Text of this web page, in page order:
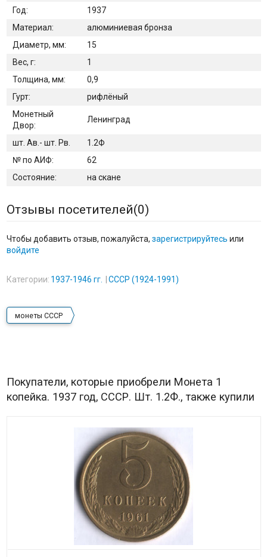
Год:
1937
Материал:
алюминиевая бронза
Диаметр, мм:
15
Вес, г:
1
Толщина, мм:
0,9
Гурт:
рифлёный
Монетный
Двор:
Ленинград
шт. Ав.- шт. Рв.
1.2Ф
№ по АИФ:
62
Состояние:
на скане
Отзывы посетителей(0)
Чтобы добавить отзыв, пожалуйста, зарегистрируйтесь или
войдите
Категории: 1937-1946 гг. СССР (1924-1991)
монеты СССР
Покупатели, которые приобрели Монета 1
копейка. 1937 год, СССР. Шт. 1.2Ф., также купили